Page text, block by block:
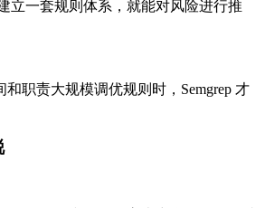
立一套规则体系，就能对风险进行推
和职责大规模调优规则时，Semgrep 才